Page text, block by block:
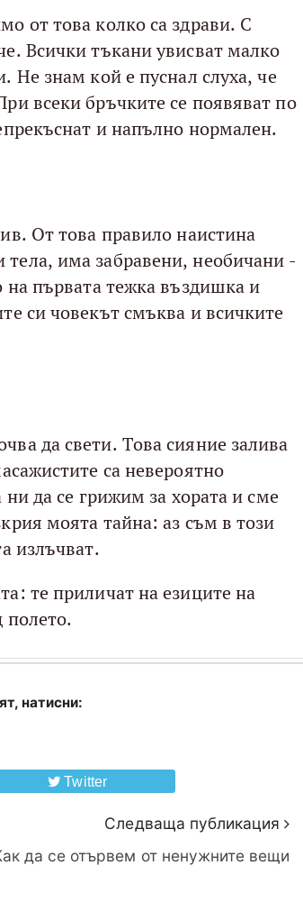
от това колко са здрави. С
Всички тъкани увисват малко
Не знам кой е пуснал слуха, че
всеки бръчките се появяват по
и напълно нормален.
От това правило наистина
има забравени, необичани -
на първата тежка въздишка и
си човекът смъква и всичките
да свети. Това сияние залива
са невероятно
да се грижим за хората и сме
моята тайна: аз съм в този
излъчват.
те приличат на езиците на
полето.
натисни:
Twitter
Следваща публикация
да се отървем от ненужните вещи